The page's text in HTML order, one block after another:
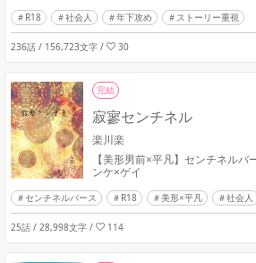
R18 社会人 年下攻め ストーリー重視
236話 / 156,723文字 / 30
完結
寂寥センチネル
楽川楽
【美形男前×平凡】センチネル
ンケ×ゲイ
センチネルバース R18 美形×平凡 社会人
25話 / 28,998文字 / 114